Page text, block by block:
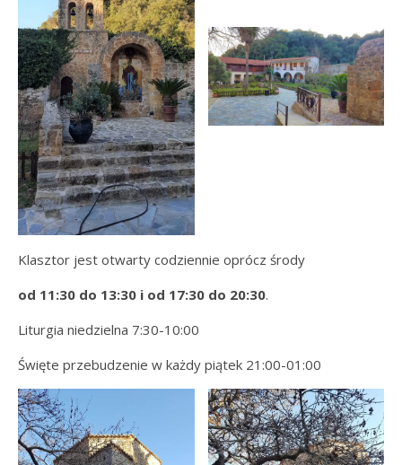
Klasztor jest otwarty codziennie oprócz środy
od 11:30 do 13:30 i od 17:30 do 20:30.
Liturgia niedzielna 7:30-10:00
Święte przebudzenie w każdy piątek 21:00-01:00